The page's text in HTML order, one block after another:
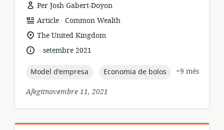
Per Josh Gabert-Doyon
format
dels
recursos:
Article .
publicador:
Common Wealth
ubicació
rellevant:
The United Kingdom
idioma:
.
data
publicació:
setembre 2021
topic:
Model d'empresa topic:
Economia de bolos
+9 més
Afegitnovembre 11, 2021